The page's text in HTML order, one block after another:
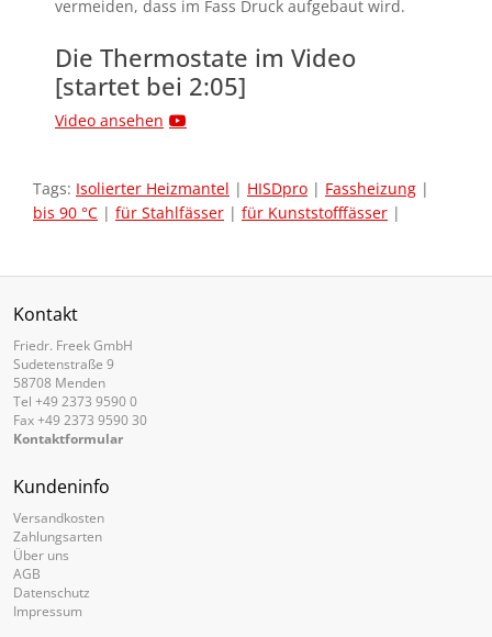
vermeiden, dass im Fass Druck aufgebaut wird.
Die Thermostate im Video
[startet bei 2:05]
Video ansehen
Tags: Isolierter Heizmantel | HISDpro | Fassheizung |
bis 90 °C | für Stahlfässer | für Kunststofffässer |
Kontakt
Friedr. Freek GmbH
Sudetenstraße 9
58708 Menden
Tel +49 2373 9590 0
Fax +49 2373 9590 30
Kontaktformular
Kundeninfo
Versandkosten
Zahlungsarten
Über uns
AGB
Datenschutz
Impressum